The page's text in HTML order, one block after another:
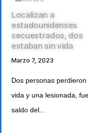
Localizan a
estadounidenses
secuestrados, dos
estaban sin vida
Marzo 7, 2023
Dos personas perdieron
vida y una lesionada,
saldo del...